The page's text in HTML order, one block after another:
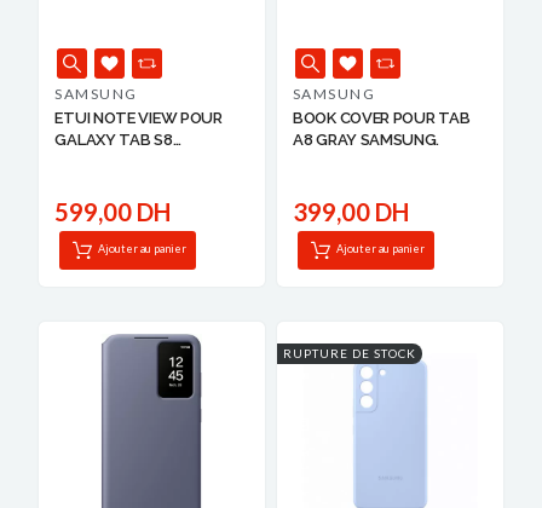
SAMSUNG
ETUI NOTE VIEW POUR
GALAXY TAB S8
599,00 DH
Ajouter au panier
SAMSUNG
BOOK COVER POUR TAB
A8 GRAY SAMSUNG.
399,00 DH
Ajouter au panier
RUPTURE DE STOCK